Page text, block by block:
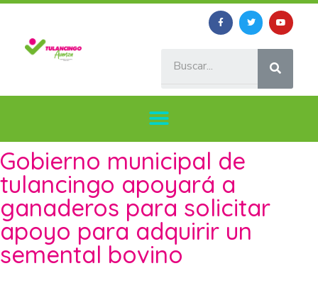
Gobierno municipal de
tulancingo apoyará a
ganaderos para solicitar
apoyo para adquirir un
semental bovino